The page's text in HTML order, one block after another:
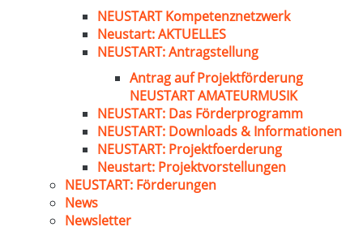
NEUSTART Kompetenznetzwerk
Neustart: AKTUELLES
NEUSTART: Antragstellung
Antrag auf Projektförderung
NEUSTART AMATEURMUSIK
NEUSTART: Das Förderprogramm
NEUSTART: Downloads & Informationen
NEUSTART: Projektfoerderung
Neustart: Projektvorstellungen
NEUSTART: Förderungen
News
Newsletter